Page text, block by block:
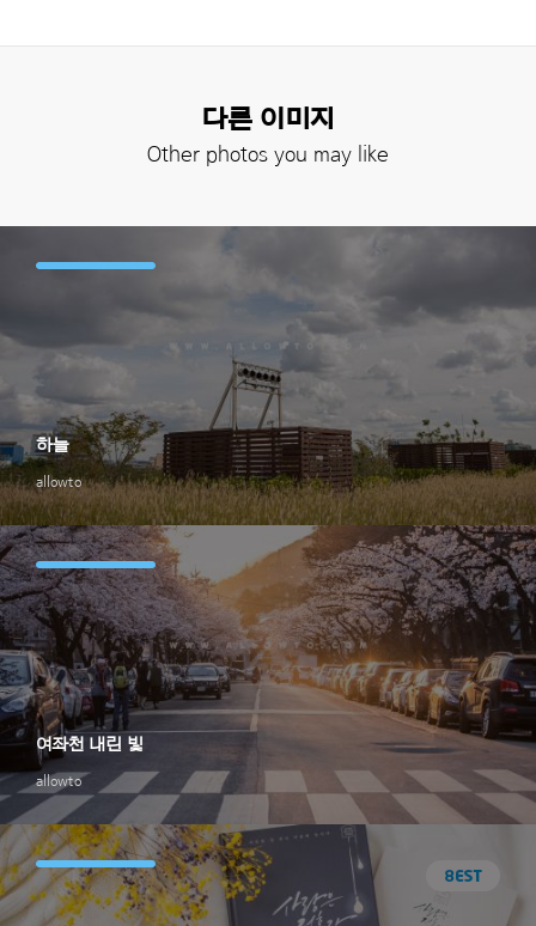
다른 이미지
Other photos you may like
allowto
하늘
allowto
여좌천 내린 빛